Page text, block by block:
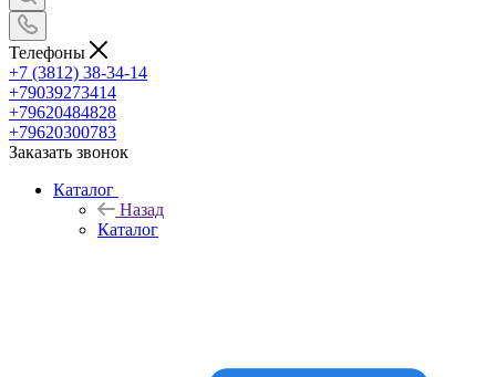
Телефоны
+7 (3812) 38-34-14
+79039273414
+79620484828
+79620300783
Заказать звонок
Каталог
Назад
Каталог